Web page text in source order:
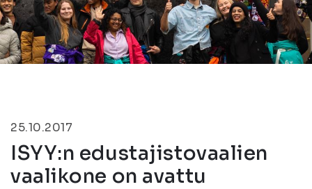
25.10.2017
ISYY:n edustajistovaalien
vaalikone on avattu